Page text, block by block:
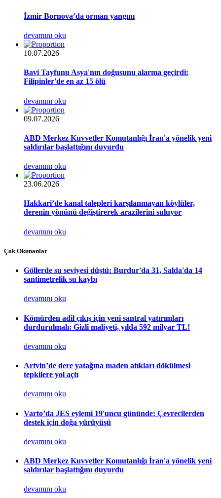
İzmir Bornova’da orman yangını
devamını oku
10.07.2026
Bavi Tayfunu Asya'nın doğusunu alarma geçirdi:
Filipinler'de en az 15 ölü
devamını oku
09.07.2026
ABD Merkez Kuvvetler Komutanlığı İran'a yönelik yeni
saldırılar başlattığını duyurdu
devamını oku
23.06.2026
Hakkari’de kanal talepleri karşılanmayan köylüler,
derenin yönünü değiştirerek arazilerini suluyor
devamını oku
Çok Okunanlar
Göllerde su seviyesi düştü: Burdur'da 31, Salda'da 14
santimetrelik su kaybı
devamını oku
Kömürden adil çıkış için yeni santral yatırımları
durdurulmalı: Gizli maliyeti, yılda 592 milyar TL!
devamını oku
Artvin’de dere yatağına maden atıkları dökülmesi
tepkilere yol açtı
devamını oku
Varto’da JES eylemi 19'uncu gününde: Çevrecilerden
destek için doğa yürüyüşü
devamını oku
ABD Merkez Kuvvetler Komutanlığı İran'a yönelik yeni
saldırılar başlattığını duyurdu
devamını oku